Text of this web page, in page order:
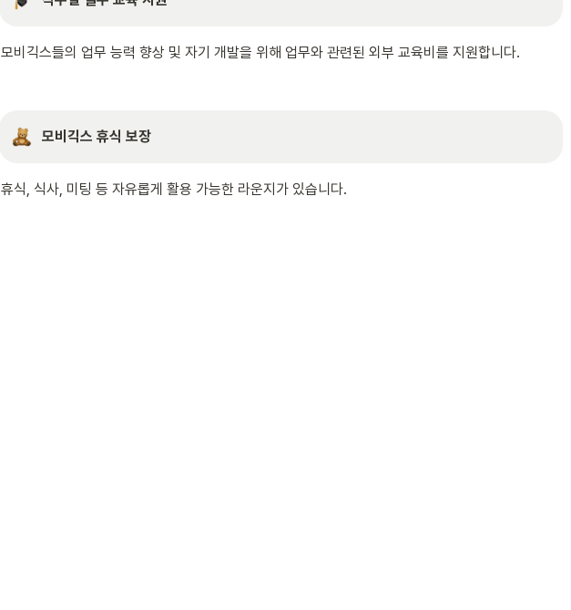
모비긱스들의 업무 능력 향상 및 자기 개발을 위해 업무와 관련된 외부 교육비를 지원합니다.
모비긱스 휴식 보장
휴식, 식사, 미팅 등 자유롭게 활용 가능한 라운지가 있습니다.